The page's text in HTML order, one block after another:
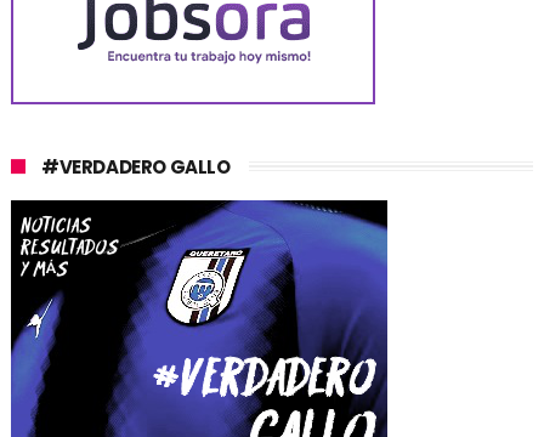
#VERDADERO GALLO